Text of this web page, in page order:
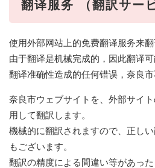
翻译服务 （翻訳サー
使用外部网站上的免费翻译服务来翻
由于翻译是机械完成的，因此翻译
翻译准确性造成的任何错误，奈良市
奈良市ウェブサイトを、外部サイ
用して翻訳します。
機械的に翻訳されますので、正し
もございます。
翻訳の精度による間違い等があっ